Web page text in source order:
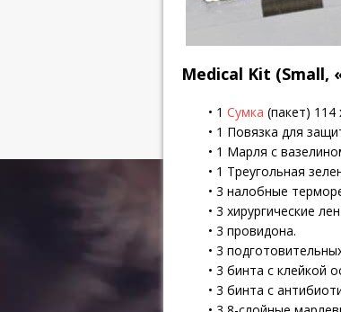
Medical Kit
• 1 Сумка (пакет) 114
• 1 Повязка для
• 1 Марля с
• 1 Треугольная
• 3 налобные
• 3 хирургические
• 3 провидона.
• 3
• 3 бинта с клейкой
• 3 бинта с